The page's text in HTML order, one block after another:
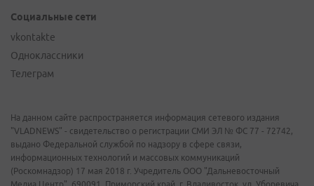
Социальные сети
vkontakte
Одноклассники
Телеграм
На данном сайте распространяется информация сетевого издания
"VLADNEWS" - свидетельство о регистрации СМИ ЭЛ № ФС 77 - 72742,
выдано Федеральной службой по надзору в сфере связи,
информационных технологий и массовых коммуникаций
(Роскомнадзор) 17 мая 2018 г. Учредитель ООО "Дальневосточный